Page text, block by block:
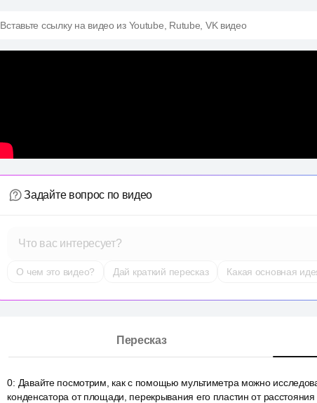
Вставьте ссылку на видео из Youtube, Rutube, VK видео
Задайте вопрос по видео
Что вас интересует?
О чем это видео? Дай краткий пересказ Какая основная
Пересказ
0: Давайте посмотрим, как с помощью мультиметра можно
конденсатора от площади, перекрывания его пластин от